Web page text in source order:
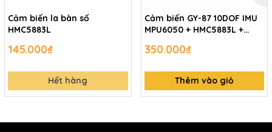
MPU-6050 Datasheet
Cảm biến la bàn số
HMC5883L
145.000₫
Hết hàng
Cảm biến GY-87 10DOF IMU
MPU6050 + HMC5883L +
350.000₫
Thêm vào giỏ